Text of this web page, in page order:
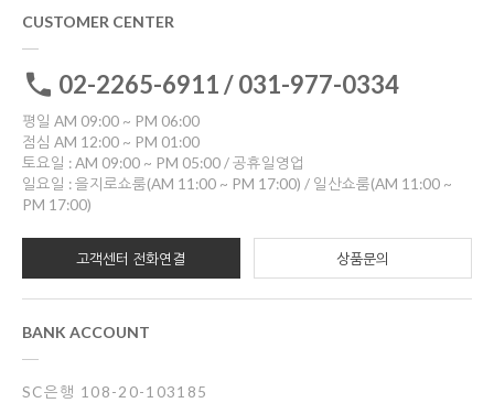
CUSTOMER CENTER
02-2265-6911 / 031-977-0334
평일 AM 09:00 ~ PM 06:00
점심 AM 12:00 ~ PM 01:00
토요일 : AM 09:00 ~ PM 05:00 / 공휴일영업
일요일 : 을지로쇼룸(AM 11:00 ~ PM 17:00) / 일산쇼룸(AM 11:00 ~
PM 17:00)
고객센터 전화연결 상품문의
BANK ACCOUNT
SC은행 108-20-103185